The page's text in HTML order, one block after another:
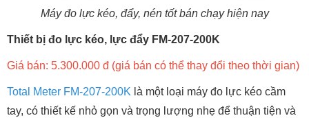
Máy đo lực kéo, đẩy, nén tốt bán chạy hiện nay
Thiết bị đo lực kéo, lực đẩy FM-207-200K
Giá bán: 5.300.000 đ (giá bán có thể thay đổi theo thời gian)
Total Meter FM-207-200K là một loại máy đo lực kéo cầm
tay, có thiết kế nhỏ gọn và trọng lượng nhẹ để thuận tiện và